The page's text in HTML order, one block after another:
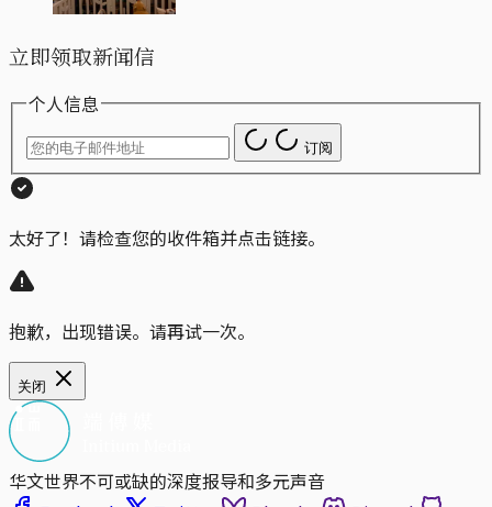
立即领取新闻信
个人信息
订阅
太好了！请检查您的收件箱并点击链接。
抱歉，出现错误。请再试一次。
关闭
华文世界不可或缺的深度报导和多元声音